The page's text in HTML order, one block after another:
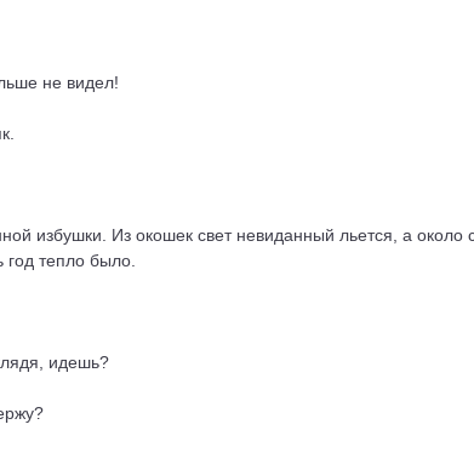
не видел!
избушки. Из окошек свет невиданный льется, а
год тепло было.
идешь?